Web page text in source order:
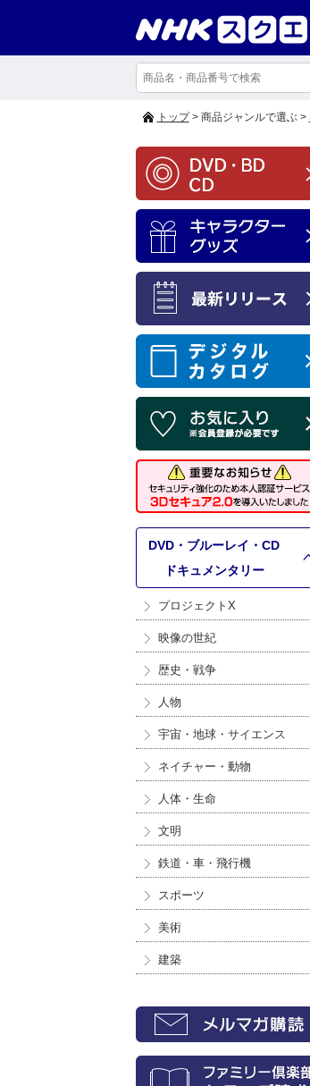
トップ> 商品ジャンルで選ぶ >
DVD・ブルーレイ・CD
ドキュメンタリー
プロジェクトX
映像の世紀
歴史・戦争
人物
宇宙・地球・サイエンス
ネイチャー・動物
人体・生命
文明
鉄道・車・飛行機
スポーツ
美術
建築